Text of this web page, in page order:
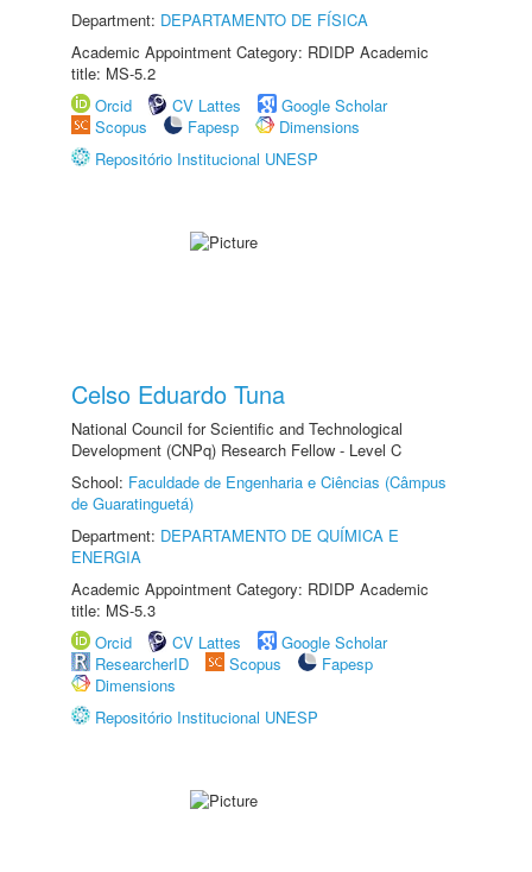
Department: DEPARTAMENTO DE FÍSICA
Academic Appointment Category: RDIDP Academic
title: MS-5.2
Orcid
CV Lattes
Google Scholar
Scopus
Fapesp
Dimensions
Repositório Institucional UNESP
Celso Eduardo Tuna
National Council for Scientific and Technological
Development (CNPq) Research Fellow - Level C
School: Faculdade de Engenharia e Ciências (Câmpus
de Guaratinguetá)
Department: DEPARTAMENTO DE QUÍMICA E
ENERGIA
Academic Appointment Category: RDIDP Academic
title: MS-5.3
Orcid
CV Lattes
Google Scholar
ResearcherID
Scopus
Fapesp
Dimensions
Repositório Institucional UNESP